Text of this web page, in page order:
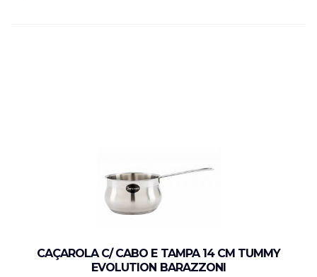
CAÇAROLA C/ CABO E TAMPA 14 CM TUMMY
EVOLUTION BARAZZONI